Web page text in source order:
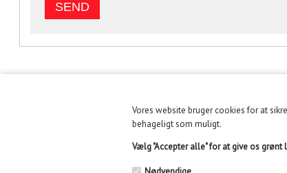
Vores website bruger cookies for at
behageligt som muligt.
Vælg "Accepter alle" for at give os grønt
KUNDESERVICE
Fysisk butik holder lukket
fra 30/6 til 10/8/26 pga.